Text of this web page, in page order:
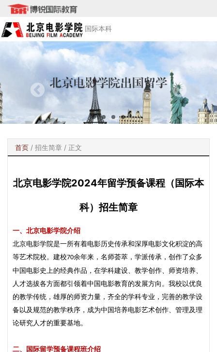
国际本科
首页 / 招生简章 / 正文
北京电影学院2024年留学预备课程（国际本
科）招生简章
一、 北京电影学院介绍
北京电影学院是一所有着电影历史传承和深厚电影文化积淀的高
等艺术院校。建校70余年来，名师荟萃，学派传承，创作了众多
中国电影史上的经典作品，在学科建设、教学创作、师资培养、
人才选拔各方面都引领着中国电影教育的发展方向。我校以优良
的教学传统，雄厚的师资力量，齐全的学科专业，完善的教学设
备以及规范的教学秩序，成为中国培养电影艺术创作、管理及理
论研究人才的重要基地。
二、
国际留学预备课程班介绍